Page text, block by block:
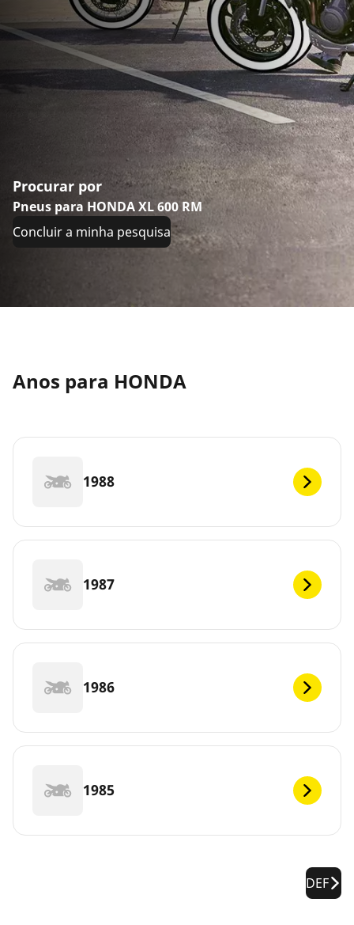
Procurar por
Pneus para HONDA XL 600 RM
Concluir a minha pesquisa
Anos para HONDA
1988
1987
1986
1985
DEF